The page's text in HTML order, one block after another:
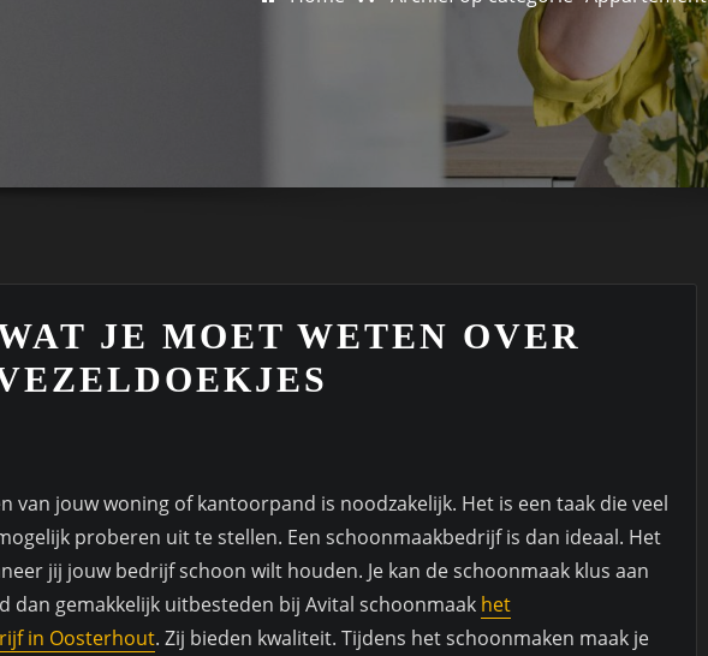
JE MOET WETEN OVER
van jouw woning of kantoorpand is noodzakelijk. Het is een taak die veel
proberen uit te stellen. Een schoonmaakbedrijf is dan ideaal. Het
jij jouw bedrijf schoon wilt houden. Je kan de schoonmaak klus aan
dan gemakkelijk uitbesteden bij Avital schoonmaak het
in Oosterhout. Zij bieden kwaliteit. Tijdens het schoonmaken maak je